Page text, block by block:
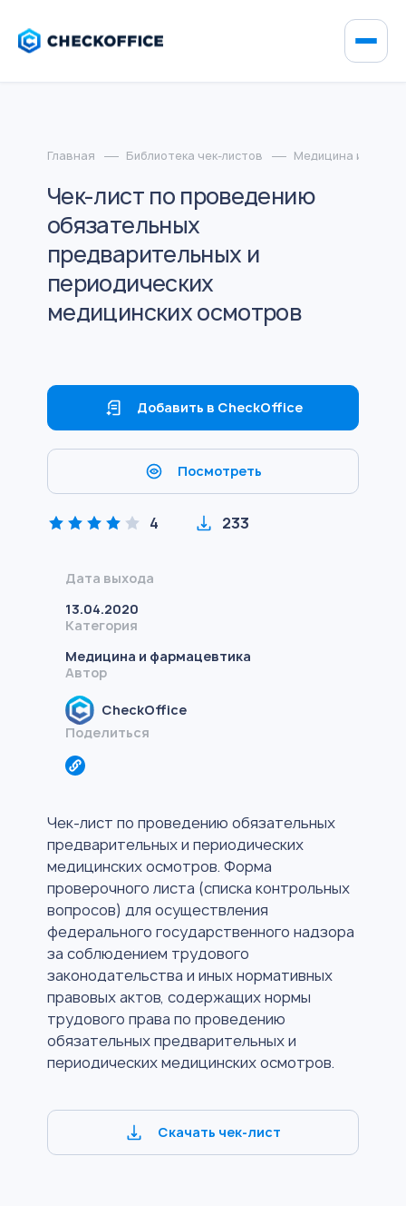
Главная Библиотека чек-листов Медицина и
Чек-лист по проведению
обязательных
предварительных и
периодических
медицинских осмотров
Добавить в CheckOffice
Посмотреть
4 233
Дата выхода
13.04.2020
Категория
Медицина и фармацевтика
Автор
CheckOffice
Поделиться
Чек-лист по проведению обязательных
предварительных и периодических
медицинских осмотров. Форма
проверочного листа (списка контрольных
вопросов) для осуществления
федерального государственного надзора
за соблюдением трудового
законодательства и иных нормативных
правовых актов, содержащих нормы
трудового права по проведению
обязательных предварительных и
периодических медицинских осмотров.
Скачать чек-лист